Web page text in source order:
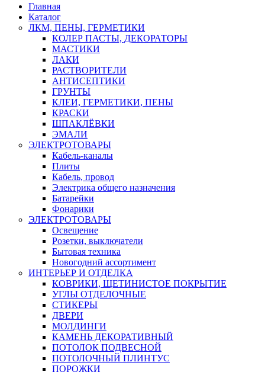
Главная
Каталог
ЛКМ, ПЕНЫ, ГЕРМЕТИКИ
КОЛЕР ПАСТЫ, ДЕКОРАТОРЫ
МАСТИКИ
ЛАКИ
РАСТВОРИТЕЛИ
АНТИСЕПТИКИ
ГРУНТЫ
КЛЕИ, ГЕРМЕТИКИ, ПЕНЫ
КРАСКИ
ШПАКЛЁВКИ
ЭМАЛИ
ЭЛЕКТРОТОВАРЫ
Кабель-каналы
Плиты
Кабель, провод
Электрика общего назначения
Батарейки
Фонарики
ЭЛЕКТРОТОВАРЫ
Освещение
Розетки, выключатели
Бытовая техника
Новогодний ассортимент
ИНТЕРЬЕР И ОТДЕЛКА
КОВРИКИ, ЩЕТИНИСТОЕ ПОКРЫТИЕ
УГЛЫ ОТДЕЛОЧНЫЕ
СТИКЕРЫ
ДВЕРИ
МОЛДИНГИ
КАМЕНЬ ДЕКОРАТИВНЫЙ
ПОТОЛОК ПОДВЕСНОЙ
ПОТОЛОЧНЫЙ ПЛИНТУС
ПОРОЖКИ